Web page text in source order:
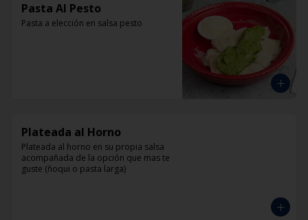
Pasta Al Pesto
Pasta a elección en salsa pesto
Plateada al Horno
Plateada al horno en su propia salsa
acompañada de la opción que mas te
guste (ñoqui o pasta larga)